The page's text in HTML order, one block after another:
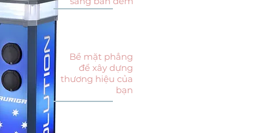
Bề mặt phẳng
để xây dựng
thương hiệu của
bạn